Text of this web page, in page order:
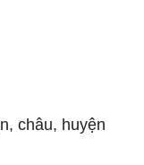
châu, huyện